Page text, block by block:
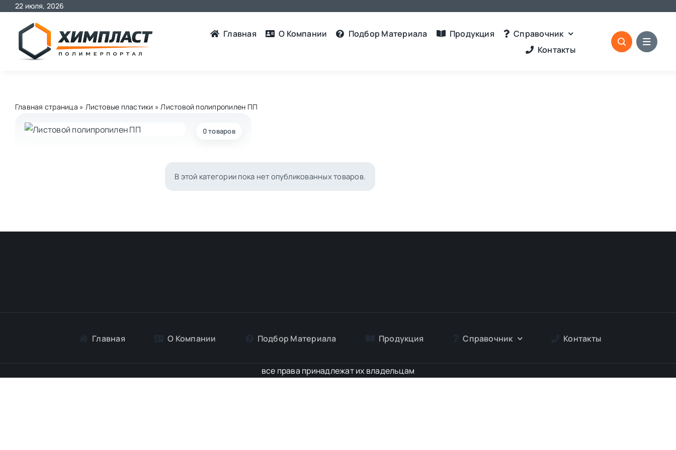
Skip
content
22 июля, 2026
Главная О Компании Подбор Материалa Продукция
Справочник
Контакты
Главная страница » Листовые пластики »Листовой полипропилен ПП
0 товаров
В этой категории пока нет опубликованных товаров.
Главная О Компании Подбор Материалa Продукция Справочник Контакты
все права принадлежат их владельцам